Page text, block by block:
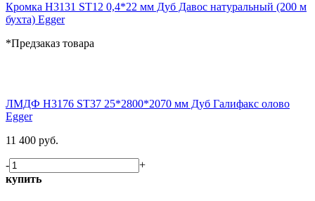
Кромка H3131 ST12 0,4*22 мм Дуб Давос натуральный (200 м
бухта) Egger
*Предзаказ товара
ЛМДФ H3176 ST37 25*2800*2070 мм Дуб Галифакс олово
Egger
11 400 руб.
-
+
купить